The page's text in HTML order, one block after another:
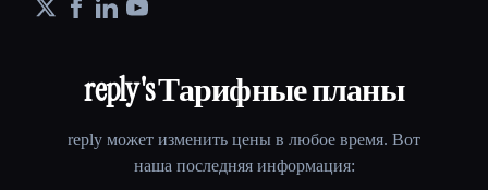
reply's Тарифные планы
reply может изменить цены в любое время. Вот
наша последняя информация: